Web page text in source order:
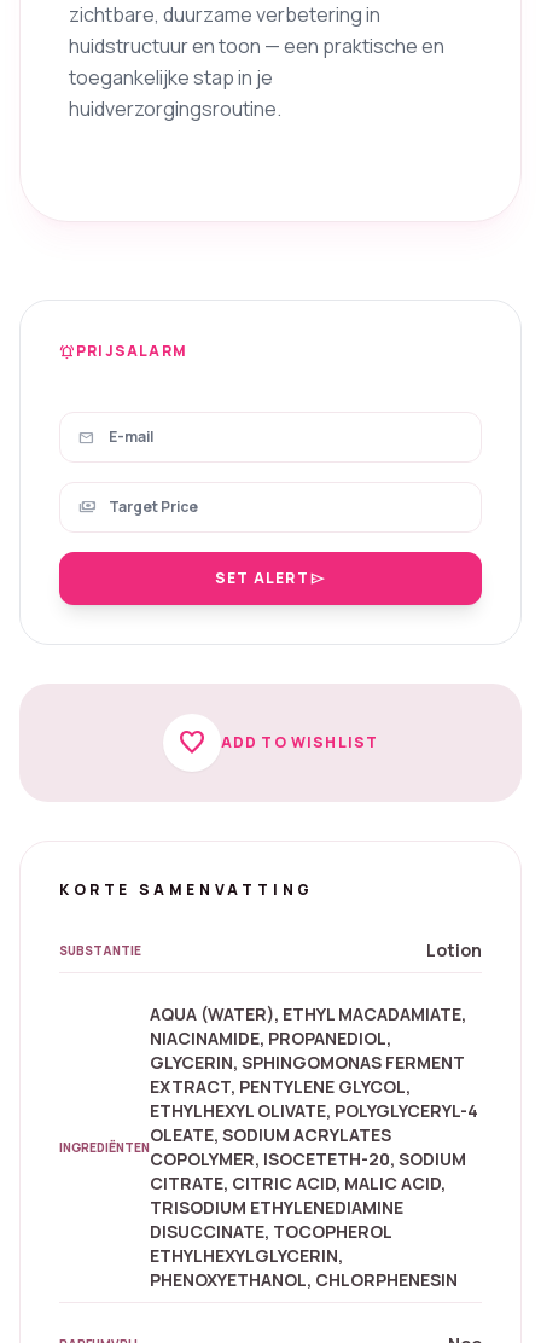
zichtbare, duurzame verbetering in
huidstructuur en toon — een praktische en
toegankelijke stap in je
huidverzorgingsroutine.
notifications_activePRIJSALARM
mail
payments
SET ALERTsend
favorite ADD TO WISHLIST
KORTE SAMENVATTING
SUBSTANTIE Lotion
INGREDIËNTEN
AQUA (WATER), ETHYL MACADAMIATE,
NIACINAMIDE, PROPANEDIOL,
GLYCERIN, SPHINGOMONAS FERMENT
EXTRACT, PENTYLENE GLYCOL,
ETHYLHEXYL OLIVATE, POLYGLYCERYL-4
OLEATE, SODIUM ACRYLATES
COPOLYMER, ISOCETETH-20, SODIUM
CITRATE, CITRIC ACID, MALIC ACID,
TRISODIUM ETHYLENEDIAMINE
DISUCCINATE, TOCOPHEROL
ETHYLHEXYLGLYCERIN,
PHENOXYETHANOL, CHLORPHENESIN